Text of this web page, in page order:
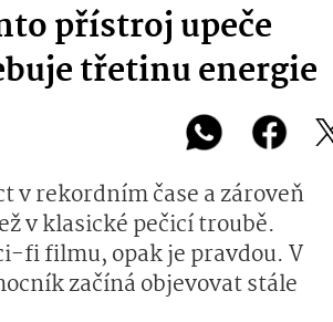
přístroj upeče
třetinu energie
v rekordním čase a zároveň
v klasické pečicí troubě.
fi filmu, opak je pravdou. V
začíná objevovat stále